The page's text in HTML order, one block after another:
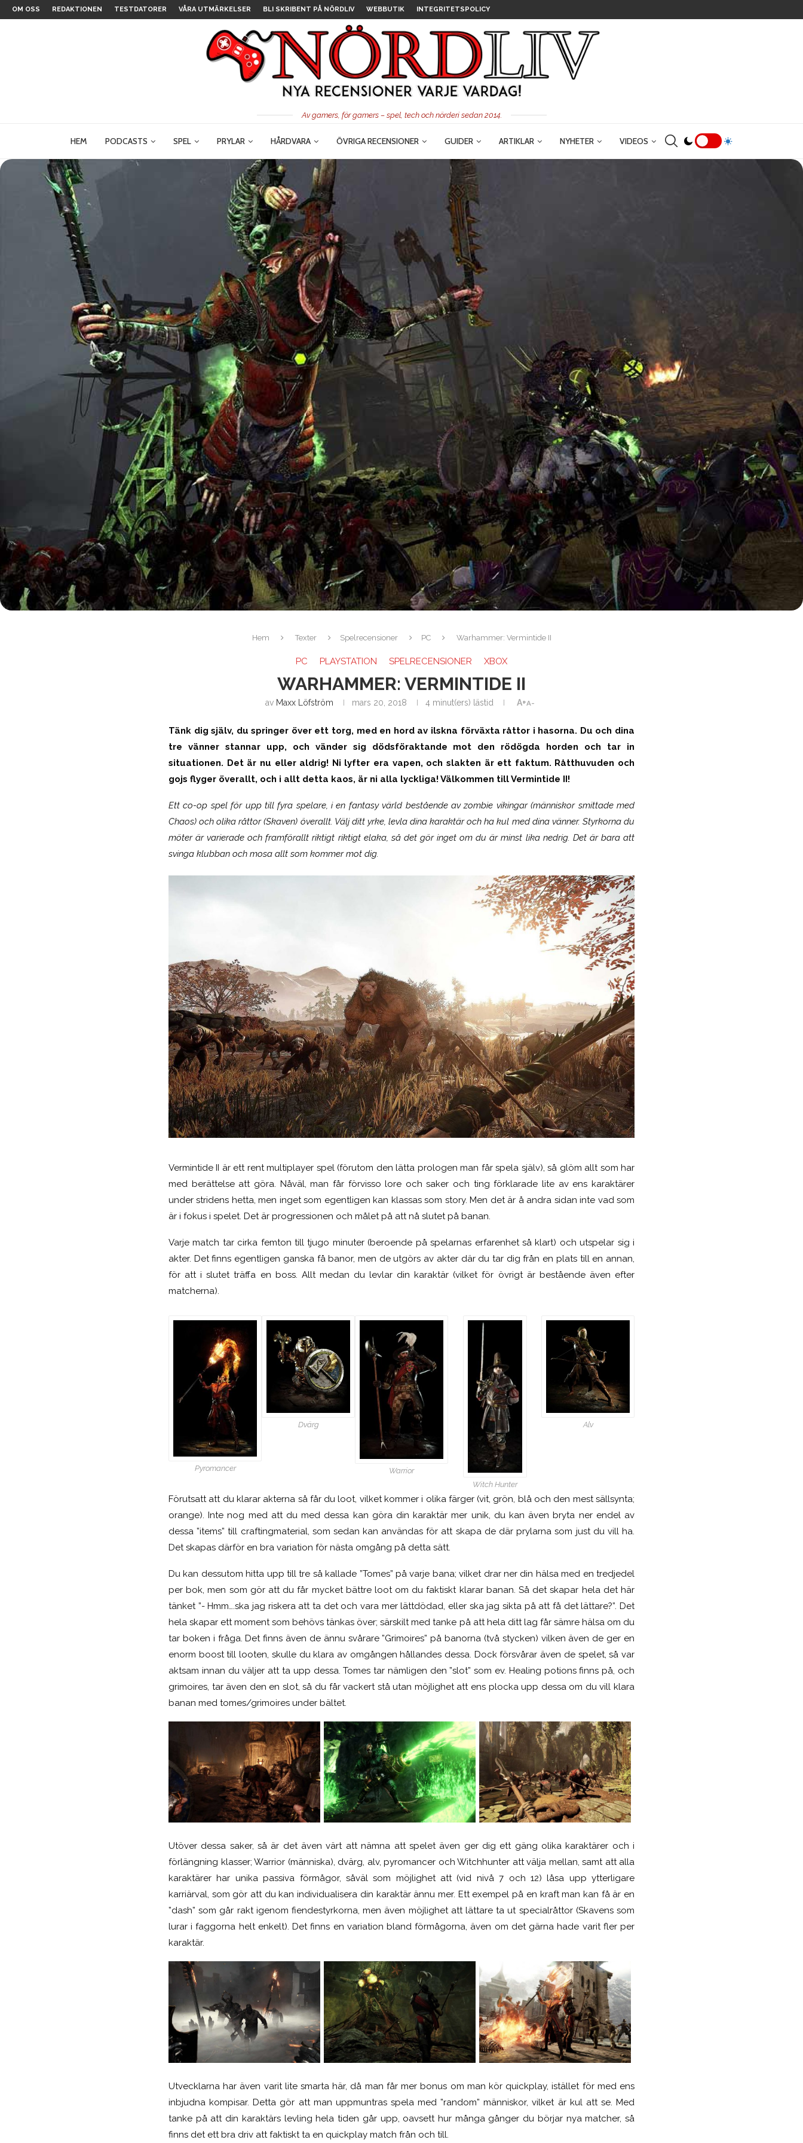
OM OSS REDAKTIONEN TESTDATORER VÅRA UTMÄRKELSER BLI SKRIBENT PÅ NÖRDLIV WEBBUTIK INTEGRITETSPOLICY
Av gamers, för gamers – spel, tech och nörderi sedan 2014.
HEM PODCASTS SPEL PRYLAR HÅRDVARA ÖVRIGA RECENSIONER GUIDER ARTIKLAR NYHETER VIDEOS
Hem Texter Spelrecensioner PC Warhammer: Vermintide II
PC PLAYSTATION SPELRECENSIONER XBOX
WARHAMMER: VERMINTIDE II
av Maxx Löfström mars 20, 2018 4 minut(ers) lästid A+A-
Tänk dig själv, du springer över ett torg, med en hord av ilskna förväxta råttor i hasorna. Du och dina
tre vänner stannar upp, och vänder sig dödsföraktande mot den rödögda horden och tar in
situationen. Det är nu eller aldrig! Ni lyfter era vapen, och slakten är ett faktum. Råtthuvuden och
gojs flyger överallt, och i allt detta kaos, är ni alla lyckliga! Välkommen till Vermintide II!
Ett co-op spel för upp till fyra spelare, i en fantasy värld bestående av zombie vikingar (människor smittade med
Chaos) och olika råttor (Skaven) överallt. Välj ditt yrke, levla dina karaktär och ha kul med dina vänner. Styrkorna du
möter är varierade och framförallt riktigt riktigt elaka, så det gör inget om du är minst lika nedrig. Det är bara att
svinga klubban och mosa allt som kommer mot dig.
Vermintide II är ett rent multiplayer spel (förutom den lätta prologen man får spela själv), så glöm allt som har
med berättelse att göra. Nåväl, man får förvisso lore och saker och ting förklarade lite av ens karaktärer
under stridens hetta, men inget som egentligen kan klassas som story. Men det är å andra sidan inte vad som
är i fokus i spelet. Det är progressionen och målet på att nå slutet på banan.
Varje match tar cirka femton till tjugo minuter (beroende på spelarnas erfarenhet så klart) och utspelar sig i
akter. Det finns egentligen ganska få banor, men de utgörs av akter där du tar dig från en plats till en annan,
för att i slutet träffa en boss. Allt medan du levlar din karaktär (vilket för övrigt är bestående även efter
matcherna).
Pyromancer
Dvärg
Warrior
Witch Hunter
Alv
Förutsatt att du klarar akterna så får du loot, vilket kommer i olika färger (vit, grön, blå och den mest sällsynta;
orange). Inte nog med att du med dessa kan göra din karaktär mer unik, du kan även bryta ner endel av
dessa ”items” till craftingmaterial, som sedan kan användas för att skapa de där prylarna som just du vill ha.
Det skapas därför en bra variation för nästa omgång på detta sätt.
Du kan dessutom hitta upp till tre så kallade ”Tomes” på varje bana; vilket drar ner din hälsa med en tredjedel
per bok, men som gör att du får mycket bättre loot om du faktiskt klarar banan. Så det skapar hela det här
tänket ”- Hmm….ska jag riskera att ta det och vara mer lättdödad, eller ska jag sikta på att få det lättare?”. Det
hela skapar ett moment som behövs tänkas över; särskilt med tanke på att hela ditt lag får sämre hälsa om du
tar boken i fråga. Det finns även de ännu svårare ”Grimoires” på banorna (två stycken) vilken även de ger en
enorm boost till looten, skulle du klara av omgången hållandes dessa. Dock försvårar även de spelet, så var
aktsam innan du väljer att ta upp dessa. Tomes tar nämligen den ”slot” som ev. Healing potions finns på, och
grimoires, tar även den en slot, så du får vackert stå utan möjlighet att ens plocka upp dessa om du vill klara
banan med tomes/grimoires under bältet.
Utöver dessa saker, så är det även värt att nämna att spelet även ger dig ett gäng olika karaktärer och i
förlängning klasser; Warrior (människa), dvärg, alv, pyromancer och Witchhunter att välja mellan, samt att alla
karaktärer har unika passiva förmågor, såväl som möjlighet att (vid nivå 7 och 12) låsa upp ytterligare
karriärval, som gör att du kan individualisera din karaktär ännu mer. Ett exempel på en kraft man kan få är en
”dash” som går rakt igenom fiendestyrkorna, men även möjlighet att lättare ta ut specialråttor (Skavens som
lurar i faggorna helt enkelt). Det finns en variation bland förmågorna, även om det gärna hade varit fler per
karaktär.
Utvecklarna har även varit lite smarta här, då man får mer bonus om man kör quickplay, istället för med ens
inbjudna kompisar. Detta gör att man uppmuntras spela med ”random” människor, vilket är kul att se. Med
tanke på att din karaktärs levling hela tiden går upp, oavsett hur många gånger du börjar nya matcher, så
finns det ett bra driv att faktiskt ta en quickplay match från och till.